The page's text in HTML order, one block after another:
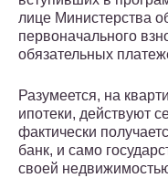
лице Министерства
первоначального
обязательных
Разумеется, на
ипотеки, действуют
фактически
банк, и само
своей